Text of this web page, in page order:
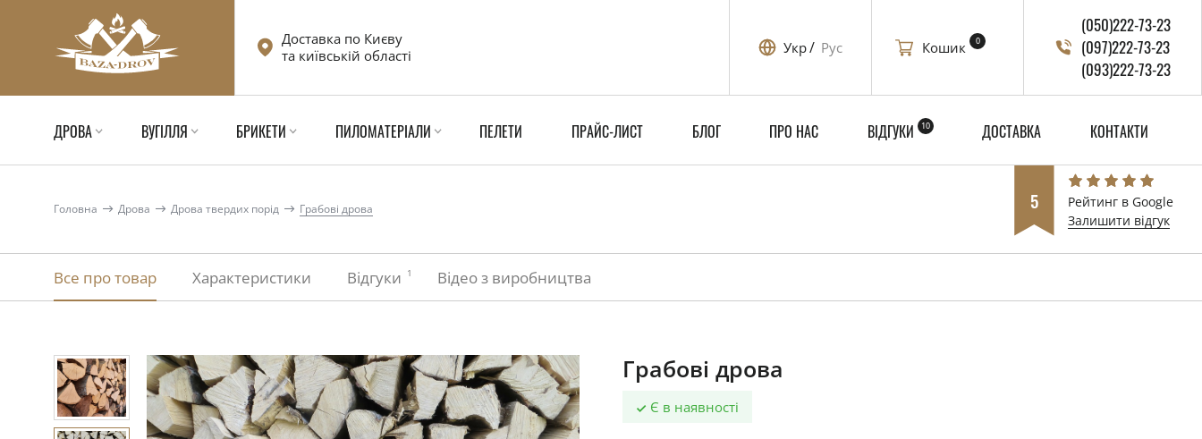
Доставка по Києву
та київській області
Укр Рус Кошик 0
(050)222-73-23
(097)222-73-23
(093)222-73-23
ДРОВА ВУГІЛЛЯ БРИКЕТИ ПИЛОМАТЕРІАЛИ ПЕЛЕТИ ПРАЙС-ЛИСТ БЛОГ ПРО НАС ВІДГУКИ 10 ДОСТАВКА КОНТАКТИ
Головна Дрова Дрова твердих порід Грабові дрова 5
Рейтинг в Google
Залишити відгук
Все про товар Характеристики Відгуки 1 Відео з виробництва
Грабові дрова
Є в наявності